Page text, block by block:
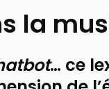
la
… ce